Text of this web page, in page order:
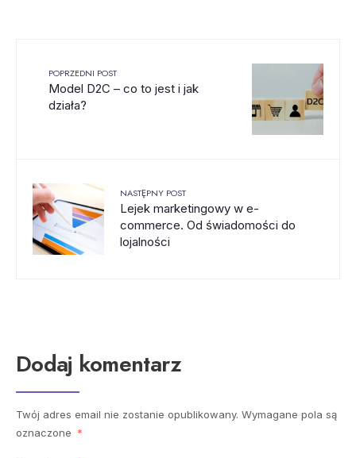
POPRZEDNI POST
Model D2C – co to jest i jak
działa?
NASTĘPNY POST
Lejek marketingowy w e-
commerce. Od świadomości do
lojalności
Dodaj komentarz
Twój adres email nie zostanie opublikowany. Wymagane pola są
oznaczone *